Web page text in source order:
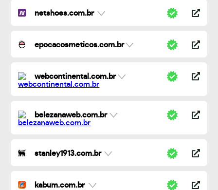
netshoes.com.br
epocacosmeticos.com.br
webcontinental.com.br
belezanaweb.com.br
stanley1913.com.br
kabum.com.br